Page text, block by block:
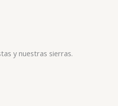
y nuestras sierras.